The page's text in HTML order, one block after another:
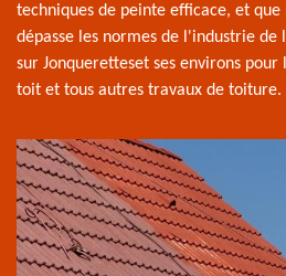
techniques de peinte efficace, et
dépasse les normes de l'industrie de
sur Jonqueretteset ses environs
toit et tous autres travaux de toiture.